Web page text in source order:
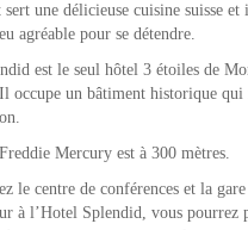
sert une délicieuse cuisine suisse
agréable pour se détendre.
est le seul hôtel 3 étoiles de
occupe un bâtiment historique qui
Mercury est à 300 mètres.
le centre de conférences et la
à l’Hotel Splendid, vous pourrez